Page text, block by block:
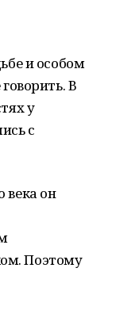
и особом
В
у
с
века он
Поэтому